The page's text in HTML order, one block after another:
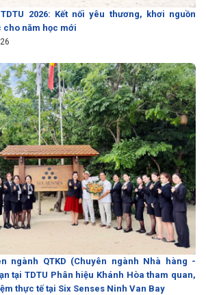
2026: Kết nối yêu thương, khơi nguồn
cho năm học mới
ngành QTKD (Chuyên ngành Nhà hàng -
tại TDTU Phân hiệu Khánh Hòa tham quan,
thực tế tại Six Senses Ninh Van Bay